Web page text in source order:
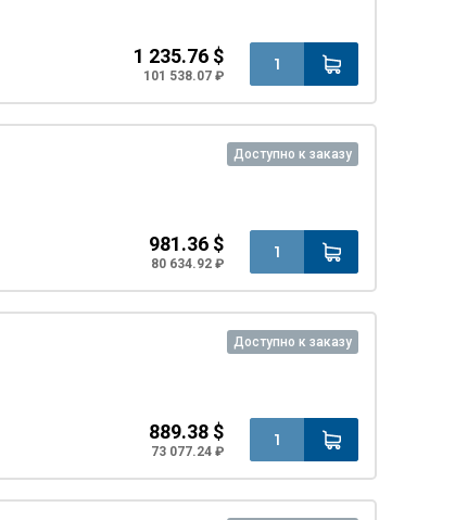
1 235.76 $
101 538.07 ₽
Доступно к заказу
981.36 $
80 634.92 ₽
Доступно к заказу
889.38 $
73 077.24 ₽